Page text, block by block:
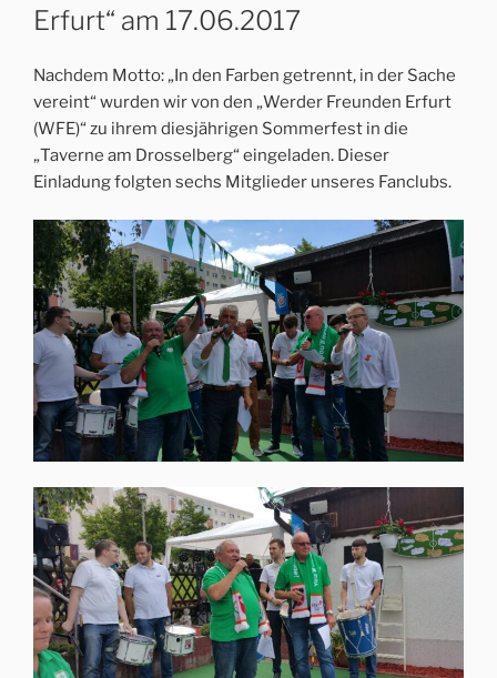
Erfurt“ am 17.06.2017
Nachdem Motto: „In den Farben getrennt, in der Sache
vereint“ wurden wir von den „Werder Freunden Erfurt
(WFE)“ zu ihrem diesjährigen Sommerfest in die
„Taverne am Drosselberg“ eingeladen. Dieser
Einladung folgten sechs Mitglieder unseres Fanclubs.